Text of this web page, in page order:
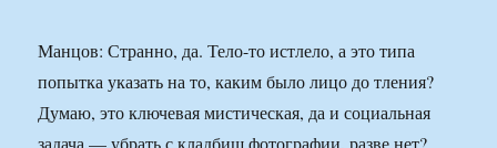
Манцов: Странно, да. Тело-то истлело, а это типа
попытка указать на то, каким было лицо до тления?
Думаю, это ключевая мистическая, да и социальная